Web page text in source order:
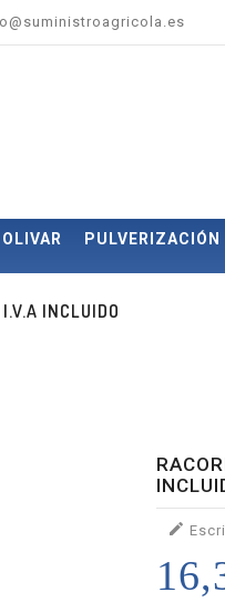
PULVERIZACIÓN
INCLUIDO
